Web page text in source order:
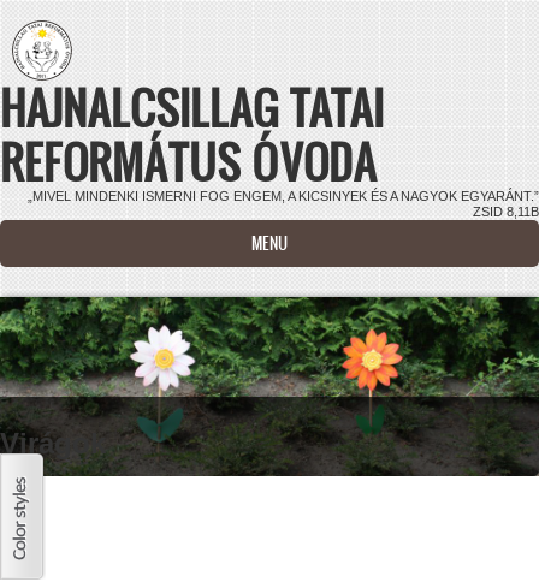
Ugrás a tartalomra
HAJNALCSILLAG TATAI
REFORMÁTUS ÓVODA
„MIVEL MINDENKI ISMERNI FOG ENGEM, A KICSINYEK ÉS A NAGYOK EGYARÁNT.”
ZSID 8,11B
MENU
Virágok